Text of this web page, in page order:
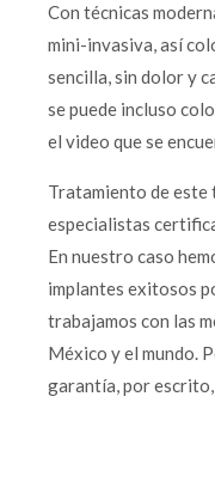
Con técnicas
mini-invasiva, así
sencilla, sin dolor y
se puede incluso
el video que se
Tratamiento de este
especialistas
En nuestro caso
implantes exitosos
trabajamos con las
México y el mundo.
garantía, por escrito,